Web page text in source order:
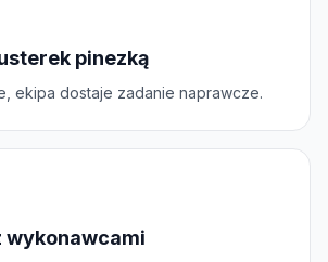
pinezką
ekipa dostaje zadanie naprawcze.
wykonawcami